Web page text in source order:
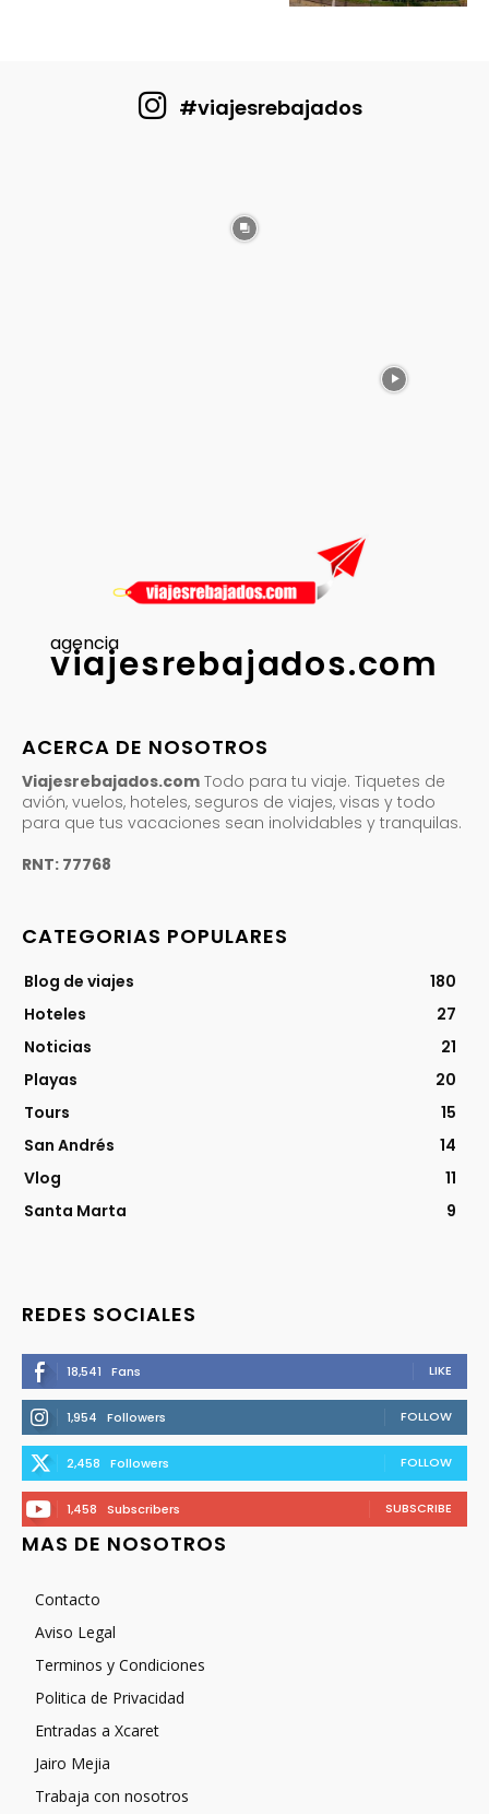
#viajesrebajados
agencia
viajesrebajados.com
ACERCA DE NOSOTROS
Viajesrebajados.com Todo para tu viaje. Tiquetes de
avión, vuelos, hoteles, seguros de viajes, visas y todo
para que tus vacaciones sean inolvidables y tranquilas.
RNT: 77768
CATEGORIAS POPULARES
Blog de viajes
180
Hoteles
27
Noticias
21
Playas
20
Tours
15
San Andrés
14
Vlog
11
Santa Marta
9
REDES SOCIALES
18,541 Fans LIKE
1,954 Followers FOLLOW
2,458 Followers FOLLOW
1,458 Subscribers SUBSCRIBE
MAS DE NOSOTROS
Contacto
Aviso Legal
Terminos y Condiciones
Politica de Privacidad
Entradas a Xcaret
Jairo Mejia
Trabaja con nosotros